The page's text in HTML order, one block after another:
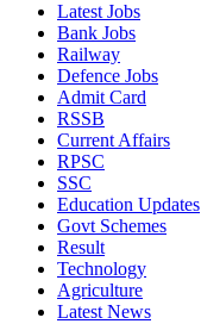
Latest Jobs
Bank Jobs
Railway
Defence Jobs
Admit Card
RSSB
Current Affairs
RPSC
SSC
Education Updates
Govt Schemes
Result
Technology
Agriculture
Latest News